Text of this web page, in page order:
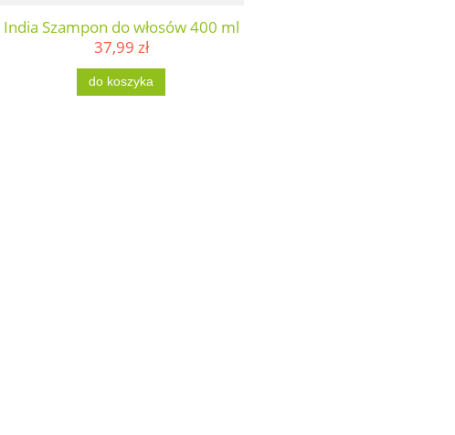
India Szampon do włosów 400 ml
37,99 zł
do koszyka